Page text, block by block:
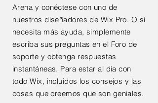
Arena y conéctese con uno de
nuestros diseñadores de Wix Pro. O si
necesita más ayuda, simplemente
escriba sus preguntas en el Foro de
soporte y obtenga respuestas
instantáneas. Para estar al día con
todo Wix, incluidos los consejos y las
cosas que creemos que son geniales.